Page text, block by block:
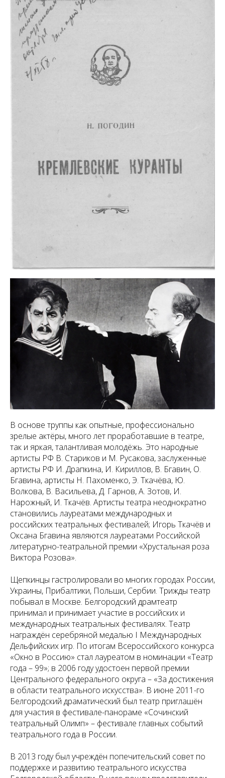
В основе труппы как опытные, профессионально
зрелые актёры, много лет проработавшие в театре,
так и яркая, талантливая молодёжь. Это народные
артисты РФ В. Стариков и М. Русакова, заслуженные
артисты РФ И. Драпкина, И. Кириллов, В. Бгавин, О.
Бгавина, артисты Н. Пахоменко, Э. Ткачёва, Ю.
Волкова, В. Васильева, Д. Гарнов, А. Зотов, И.
Нарожный, И. Ткачёв. Артисты театра неоднократно
становились лауреатами международных и
российских театральных фестивалей; Игорь Ткачёв и
Оксана Бгавина являются лауреатами Российской
литературно-театральной премии «Хрустальная роза
Виктора Розова».
Щепкинцы гастролировали во многих городах России,
Украины, Прибалтики, Польши, Сербии. Трижды театр
побывал в Москве. Белгородский драмтеатр
принимал и принимает участие в российских и
международных театральных фестивалях. Театр
награждён серебряной медалью I Международных
Дельфийских игр. По итогам Всероссийского конкурса
«Окно в Россию» стал лауреатом в номинации «Театр
года – 99»; в 2006 году удостоен первой премии
Центрального федерального округа – «За достижения
в области театрального искусства». В июне 2011-го
Белгородский драматический был театр приглашён
для участия в фестивале-панораме «Сочинский
театральный Олимп» – фестивале главных событий
театрального года в России.
В 2013 году был учреждён попечительский совет по
поддержке и развитию театрального искусства